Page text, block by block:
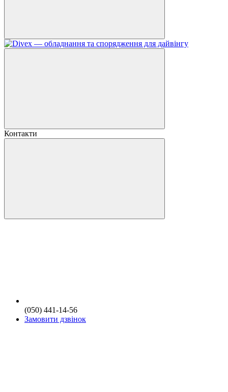
Контакти
(050) 441-14-56
Замовити дзвінок